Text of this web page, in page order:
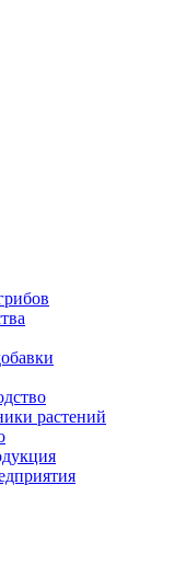
растений